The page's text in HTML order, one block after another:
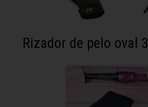
Rizador de pelo oval